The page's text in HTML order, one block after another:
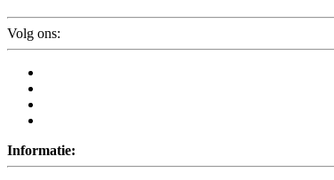
Volg ons:
Informatie: